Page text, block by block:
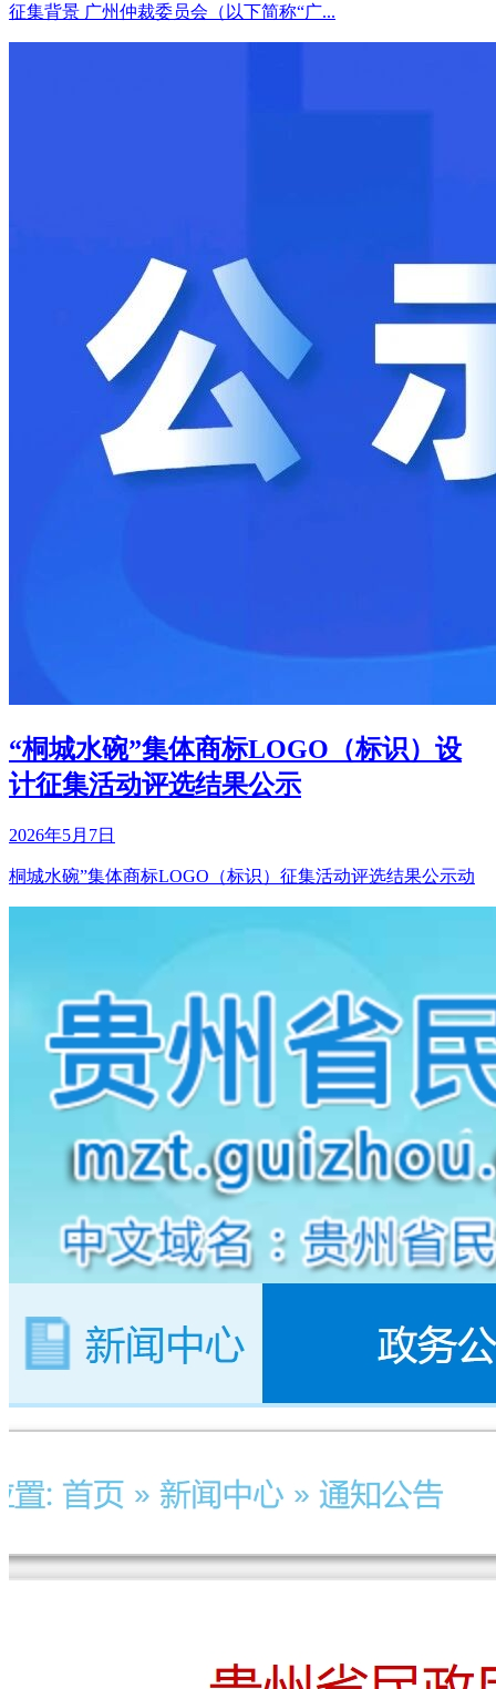
征集背景 广州仲裁委员会（以下简称“广...
“桐城水碗”集体商标LOGO（标识）设
计征集活动评选结果公示
2026年5月7日
桐城水碗”集体商标LOGO（标识）征集活动评选结果公示动